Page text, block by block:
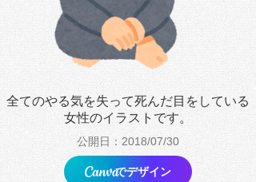
全てのやる気を失って死んだ目をしている
女性のイラストです。
公開日：2018/07/30
でデザイン